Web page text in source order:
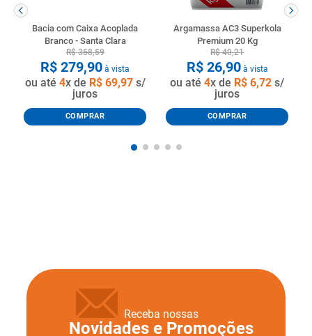
Bacia com Caixa Acoplada
Branco - Santa Clara
R$ 358,59
R$ 279,90 à vista
ou até 4x de R$ 69,97s/
juros
COMPRAR
Argamassa AC3 Superkola
Premium 20 Kg
R$ 40,21
R$ 26,90à vista
ou até 4x de R$ 6,72 s/
juros
COMPRAR
Receba nossas
Novidades e Promoções